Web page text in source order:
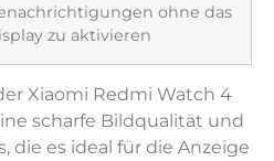
ohne das
zu aktivieren
Xiaomi Redmi Watch 4
scharfe Bildqualität und
die es ideal für die Anzeige